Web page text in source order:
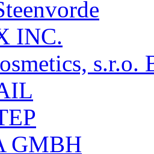
INC.
s.r.o.
GMBH